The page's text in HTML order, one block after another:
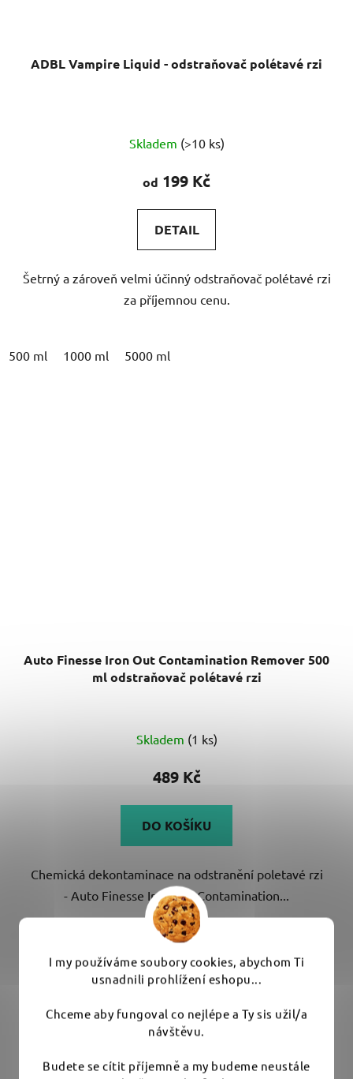
I my používáme soubory cookies, abychom Ti
usnadnili prohlížení eshopu...
Chceme aby fungoval co nejlépe a Ty sis užil/a
návštěvu.
Budete se cítit příjemně a my budeme neustále
ADBL Vampire Liquid - odstraňovač polétavé rzi
hodnocení
produktu
4,9
z
hvězdiček.
Skladem (>10 ks)
od 199 Kč
DETAIL
Šetrný a zároveň velmi účinný odstraňovač polétavé rzi
za příjemnou cenu.
500 ml 1000 ml 5000 ml
Auto Finesse Iron Out Contamination Remover 500
ml odstraňovač polétavé rzi
hodnocení
produktu
4,5
z
hvězdiček.
Skladem (1 ks)
489 Kč
DO KOŠÍKU
Chemická dekontaminace na odstranění poletavé rzi
- Auto Finesse Iron Out Contamination...